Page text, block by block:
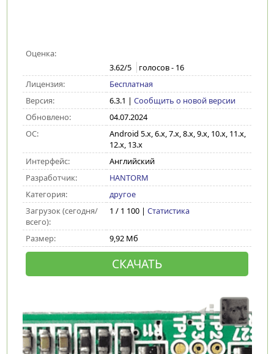
Оценка:
3.62/5 голосов - 16
Лицензия:
Бесплатная
Версия:
6.3.1 | Сообщить о новой версии
Обновлено:
04.07.2024
ОС:
Android 5.x, 6.x, 7.x, 8.x, 9.x, 10.x, 11.x,
12.x, 13.x
Интерфейс:
Английский
Разработчик:
HANTORM
Категория:
другое
Загрузок (сегодня/
всего):
1 / 1 100 | Статистика
Размер: 9,92 Мб
СКАЧАТЬ